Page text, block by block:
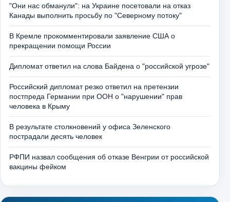
"Они нас обманули": на Украине посетовали на отказ
Канады выполнить просьбу по "Северному потоку"
В Кремле прокомментировали заявление США о
прекращении помощи России
Дипломат ответил на слова Байдена о "российской угрозе"
Российский дипломат резко ответил на претензии
постпреда Германии при ООН о "нарушении" прав
человека в Крыму
В результате столкновений у офиса Зеленского
пострадали десять человек
РФПИ назвал сообщения об отказе Венгрии от российской
вакцины фейком